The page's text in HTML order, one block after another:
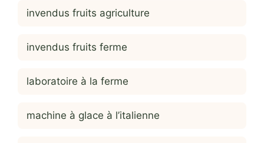
invendus fruits agriculture
invendus fruits ferme
laboratoire à la ferme
machine à glace à l’italienne